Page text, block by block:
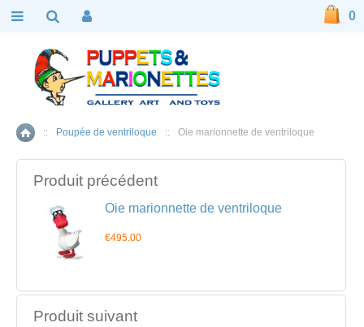
Accueil
:: Poupée de ventriloque :: Oie marionnette de ventriloque
Produit précédent
Oie marionnette de ventriloque
€495.00
Produit suivant
0